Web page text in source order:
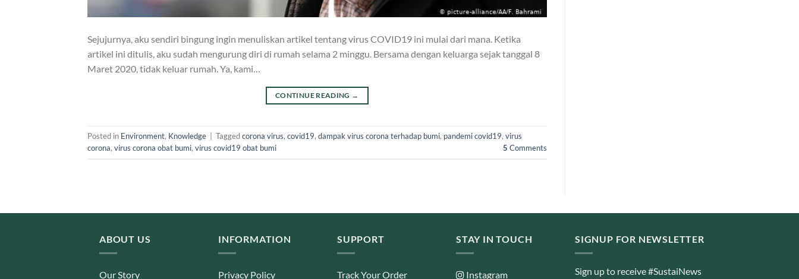
Sejujurnya, aku sendiri bingung ingin menuliskan artikel tentang virus COVID19 ini mulai dari mana. Ketika
artikel ini ditulis, aku sudah mengurung diri di rumah selama 2 minggu. Bersama dengan keluarga sejak tanggal 8
Maret 2020, tidak keluar rumah. Ya, kami…
CONTINUE READING →
Posted in Environment, Knowledge Taggedcorona virus, covid19, dampak virus corona terhadap bumi, pandemi covid19, virus
corona, virus corona obat bumi, virus covid19 obat bumi 5 Comments
ABOUT US
Our Story
INFORMATION
Privacy Policy
SUPPORT
Track Your Order
STAY IN TOUCH
Instagram
SIGNUP FOR NEWSLETTER
Sign up to receive #SustaiNews